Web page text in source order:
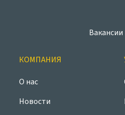
Вакансии
КОМПАНИЯ
О нас
Новости